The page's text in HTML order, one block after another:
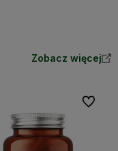
Zobacz więcej
Do